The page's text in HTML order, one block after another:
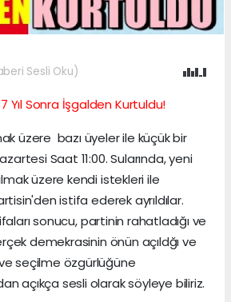
Sesli Oku)
Yıl Sonra İşgalden Kurtuldu!
üzere bazı üyeler ile küçük bir
Saat 11:00. Sularında, yeni
üzere kendi istekleri ile
istifa ederek ayrıldılar.
sonucu, partinin rahatladığı ve
demekrasinin önün açıldğı ve
seçilme özgürlüğüne
açıkça sesli olarak söyleye biliriz.